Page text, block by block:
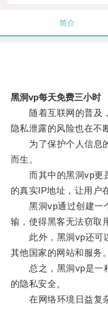
简介
黑洞vp每天免费三小时
随着互联网的普及，
隐私泄露的风险也在不
为了保护个人信息的
而生。
而其中的黑洞vp更是
的真实IP地址，让用户
黑洞vp通过创建一个
输，使得黑客无法窃取
此外，黑洞vp还可以
其他国家的网站和服务。
总之，黑洞vp是一种
的隐私安全。
在网络环境日益复杂